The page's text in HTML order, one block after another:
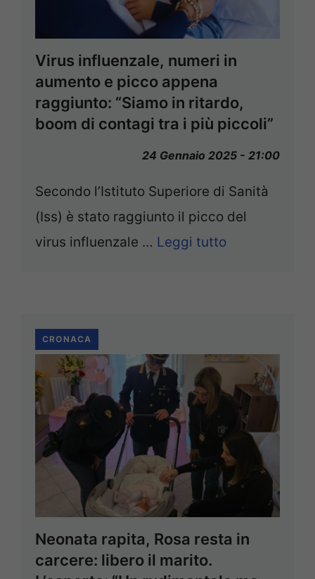
Virus influenzale, numeri in
aumento e picco appena
raggiunto: “Siamo in ritardo,
boom di contagi tra i più piccoli”
24 Gennaio 2025 - 21:00
Secondo l’Istituto Superiore di Sanità
(Iss) è stato raggiunto il picco del
virus influenzale … Leggi tutto
CRONACA
Neonata rapita, Rosa resta in
carcere: libero il marito.